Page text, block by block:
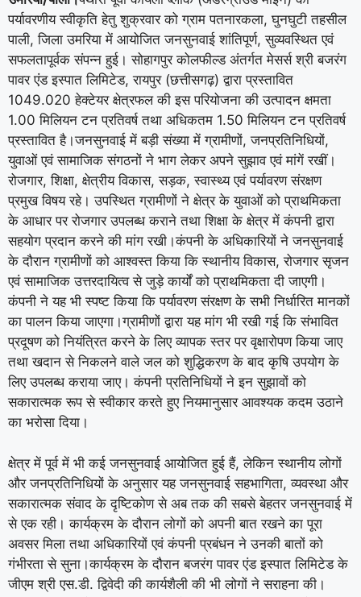
पर्यावरणीय स्वीकृति हेतु शुक्रवार को ग्राम पतनारकला, घुनघुटी तहसील
पाली, जिला उमरिया में आयोजित जनसुनवाई शांतिपूर्ण, सुव्यवस्थित एवं
सफलतापूर्वक संपन्न हुई। सोहागपुर कोलफील्ड अंतर्गत मेसर्स श्री बजरंग
पावर एंड इस्पात लिमिटेड, रायपुर (छत्तीसगढ़) द्वारा प्रस्तावित
1049.020 हेक्टेयर क्षेत्रफल की इस परियोजना की उत्पादन क्षमता
1.00 मिलियन टन प्रतिवर्ष तथा अधिकतम 1.50 मिलियन टन प्रतिवर्ष
प्रस्तावित है।जनसुनवाई में बड़ी संख्या में ग्रामीणों, जनप्रतिनिधियों,
युवाओं एवं सामाजिक संगठनों ने भाग लेकर अपने सुझाव एवं मांगें रखीं।
रोजगार, शिक्षा, क्षेत्रीय विकास, सड़क, स्वास्थ्य एवं पर्यावरण संरक्षण
प्रमुख विषय रहे। उपस्थित ग्रामीणों ने क्षेत्र के युवाओं को प्राथमिकता
के आधार पर रोजगार उपलब्ध कराने तथा शिक्षा के क्षेत्र में कंपनी द्वारा
सहयोग प्रदान करने की मांग रखी।कंपनी के अधिकारियों ने जनसुनवाई
के दौरान ग्रामीणों को आश्वस्त किया कि स्थानीय विकास, रोजगार सृजन
एवं सामाजिक उत्तरदायित्व से जुड़े कार्यों को प्राथमिकता दी जाएगी।
कंपनी ने यह भी स्पष्ट किया कि पर्यावरण संरक्षण के सभी निर्धारित मानकों
का पालन किया जाएगा।ग्रामीणों द्वारा यह मांग भी रखी गई कि संभावित
प्रदूषण को नियंत्रित करने के लिए व्यापक स्तर पर वृक्षारोपण किया जाए
तथा खदान से निकलने वाले जल को शुद्धिकरण के बाद कृषि उपयोग के
लिए उपलब्ध कराया जाए। कंपनी प्रतिनिधियों ने इन सुझावों को
सकारात्मक रूप से स्वीकार करते हुए नियमानुसार आवश्यक कदम उठाने
का भरोसा दिया।
क्षेत्र में पूर्व में भी कई जनसुनवाई आयोजित हुई हैं, लेकिन स्थानीय लोगों
और जनप्रतिनिधियों के अनुसार यह जनसुनवाई सहभागिता, व्यवस्था और
सकारात्मक संवाद के दृष्टिकोण से अब तक की सबसे बेहतर जनसुनवाई में
से एक रही। कार्यक्रम के दौरान लोगों को अपनी बात रखने का पूरा
अवसर मिला तथा अधिकारियों एवं कंपनी प्रबंधन ने उनकी बातों को
गंभीरता से सुना।कार्यक्रम के दौरान बजरंग पावर एंड इस्पात लिमिटेड के
जीएम श्री एस.डी. द्विवेदी की कार्यशैली की भी लोगों ने सराहना की।